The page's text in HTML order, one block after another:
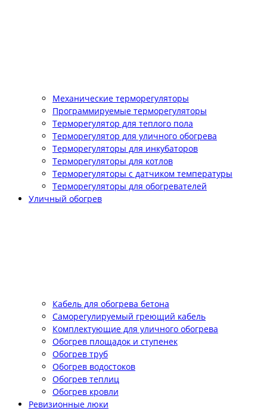
Механические терморегуляторы
Программируемые терморегуляторы
Терморегулятор для теплого пола
Терморегулятор для уличного обогрева
Терморегуляторы для инкубаторов
Терморегуляторы для котлов
Терморегуляторы с датчиком температуры
Терморегуляторы для обогревателей
Уличный обогрев
Кабель для обогрева бетона
Саморегулируемый греющий кабель
Комплектующие для уличного обогрева
Обогрев площадок и ступенек
Обогрев труб
Обогрев водостоков
Обогрев теплиц
Обогрев кровли
Ревизионные люки